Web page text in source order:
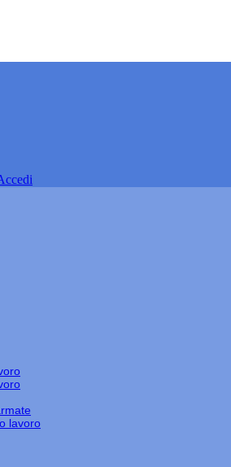
lavoro